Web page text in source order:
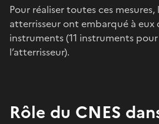
Pour réaliser toutes ces
atterrisseur ont embarqué à eux
instruments (11 instruments
l’atterrisseur).
Rôle du CNES